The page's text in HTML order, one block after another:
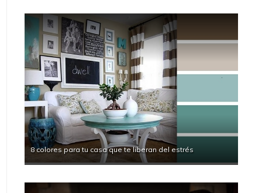
8 colores para tu casa que te liberan del estrés